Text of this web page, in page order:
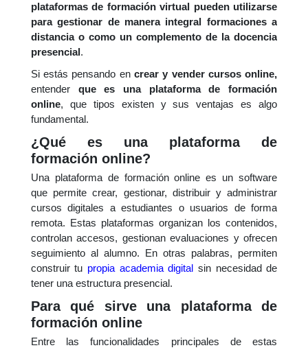
plataformas de formación virtual pueden utilizarse
para gestionar de manera integral formaciones a
distancia o como un complemento de la docencia
presencial.
Si estás pensando en crear y vender cursos online,
entender que es una plataforma de formación
online, que tipos existen y sus ventajas es algo
fundamental.
¿Qué es una plataforma de
formación online?
Una plataforma de formación online es un software
que permite crear, gestionar, distribuir y administrar
cursos digitales a estudiantes o usuarios de forma
remota. Estas plataformas organizan los contenidos,
controlan accesos, gestionan evaluaciones y ofrecen
seguimiento al alumno. En otras palabras, permiten
construir tu propia academia digital sin necesidad de
tener una estructura presencial.
Para qué sirve una plataforma de
formación online
Entre las funcionalidades principales de estas